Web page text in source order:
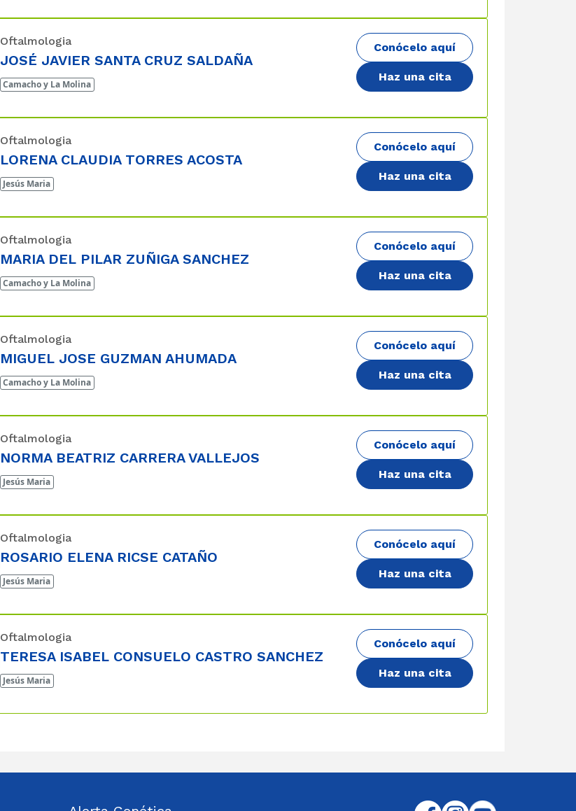
Oftalmologia
JOSÉ JAVIER SANTA CRUZ SALDAÑA
Camacho y La Molina
Conócelo aquí
Haz una cita
Oftalmologia
LORENA CLAUDIA TORRES ACOSTA
Jesús Maria
Conócelo aquí
Haz una cita
Oftalmologia
MARIA DEL PILAR ZUÑIGA SANCHEZ
Camacho y La Molina
Conócelo aquí
Haz una cita
Oftalmologia
MIGUEL JOSE GUZMAN AHUMADA
Camacho y La Molina
Conócelo aquí
Haz una cita
Oftalmologia
NORMA BEATRIZ CARRERA VALLEJOS
Jesús Maria
Conócelo aquí
Haz una cita
Oftalmologia
ROSARIO ELENA RICSE CATAÑO
Jesús Maria
Conócelo aquí
Haz una cita
Oftalmologia
TERESA ISABEL CONSUELO CASTRO SANCHEZ
Jesús Maria
Conócelo aquí
Haz una cita